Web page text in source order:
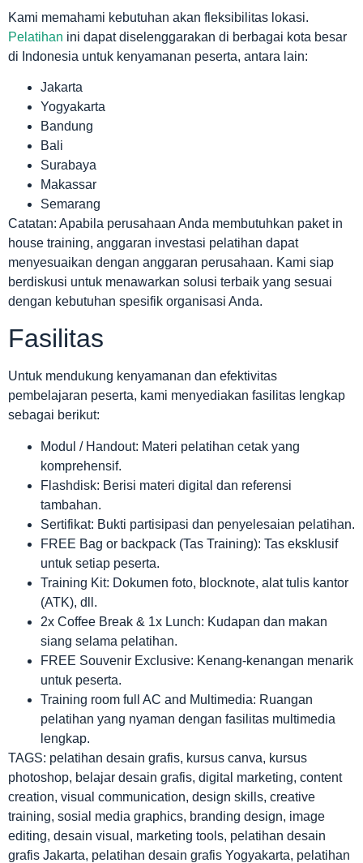
Kami memahami kebutuhan akan fleksibilitas lokasi.
Pelatihan ini dapat diselenggarakan di berbagai kota besar
di Indonesia untuk kenyamanan peserta, antara lain:
Jakarta
Yogyakarta
Bandung
Bali
Surabaya
Makassar
Semarang
Catatan: Apabila perusahaan Anda membutuhkan paket in
house training, anggaran investasi pelatihan dapat
menyesuaikan dengan anggaran perusahaan. Kami siap
berdiskusi untuk menawarkan solusi terbaik yang sesuai
dengan kebutuhan spesifik organisasi Anda.
Fasilitas
Untuk mendukung kenyamanan dan efektivitas
pembelajaran peserta, kami menyediakan fasilitas lengkap
sebagai berikut:
Modul / Handout: Materi pelatihan cetak yang
komprehensif.
Flashdisk: Berisi materi digital dan referensi
tambahan.
Sertifikat: Bukti partisipasi dan penyelesaian pelatihan.
FREE Bag or backpack (Tas Training): Tas eksklusif
untuk setiap peserta.
Training Kit: Dokumen foto, blocknote, alat tulis kantor
(ATK), dll.
2x Coffee Break & 1x Lunch: Kudapan dan makan
siang selama pelatihan.
FREE Souvenir Exclusive: Kenang-kenangan menarik
untuk peserta.
Training room full AC and Multimedia: Ruangan
pelatihan yang nyaman dengan fasilitas multimedia
lengkap.
TAGS: pelatihan desain grafis, kursus canva, kursus
photoshop, belajar desain grafis, digital marketing, content
creation, visual communication, design skills, creative
training, sosial media graphics, branding design, image
editing, desain visual, marketing tools, pelatihan desain
grafis Jakarta, pelatihan desain grafis Yogyakarta, pelatihan